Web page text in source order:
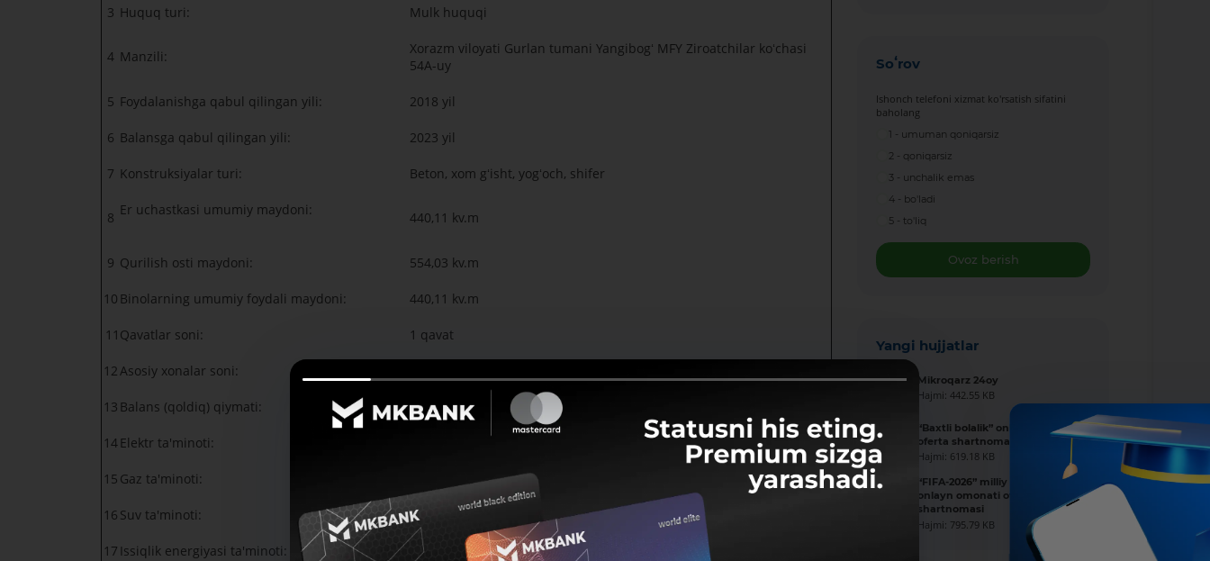
3 Huquq turi: Mulk huquqi
4 Manzili:
Xorazm viloyati Gurlan tumani Yangibogʻ MFY Ziroatchilar koʻchasi
54A-uy
5 Foydalanishga qabul qilingan yili: 2018 yil
6 Balansga qabul qilingan yili: 2023 yil
7 Konstruksiyalar turi: Beton, xom gʻisht, yogʻoch, shifer
8 Er uchastkasi umumiy maydoni: 440,11 kv.m
9 Qurilish osti maydoni: 554,03 kv.m
10 Binolarning umumiy foydali maydoni: 440,11 kv.m
11 Qavatlar soni: 1 qavat
12Asosiy xonalar soni:
13 Balans (qoldiq) qiymati: 630 000 000 soʻm (+ QQS, Kadastr xarajatlari, er va mulk soliqlari)
14Elektr ta'minoti:
15 Gaz ta'minoti:
16 Suv ta'minoti: Yoʻq
17 Issiqlik energiyasi ta'minoti: Bor
Soʻrov
Ishonch telefoni xizmat ko'rsatish sifatini
baholang
1 - umuman qoniqarsiz
2 - qoniqarsiz
3 - unchalik emas
4 - bo'ladi
5 - to'liq
Ovoz berish
Yangi hujjatlar
Mikroqarz 24oy
Hajmi: 442.55 KB
“Baxtli bolalik” onlayn omonati
oferta shartnomasi
Hajmi: 619.18 KB
“FIFA-2026” milliy valyutada
onlayn omonati oferta
shartnomasi
Hajmi: 795.79 KB